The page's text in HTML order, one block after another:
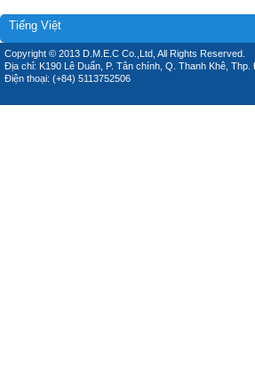
Tiếng Việt
Copyright © 2013 D.M.E.C Co.,Ltd, All Rights Reserved.
Địa chỉ: K190 Lê Duẩn, P. Tân chính, Q. Thanh Khê, Thp.
Điện thoại: (+84) 5113752506